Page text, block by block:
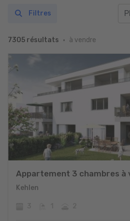
7305 résultats à vendre
Filtres
Appartement 3 chambres à
Kehlen